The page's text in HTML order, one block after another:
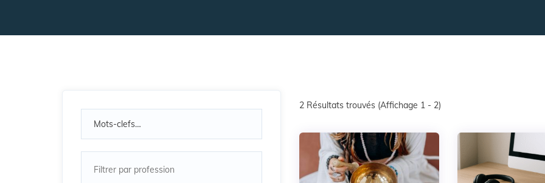
2 Résultats trouvés (Affichage 1 - 2)